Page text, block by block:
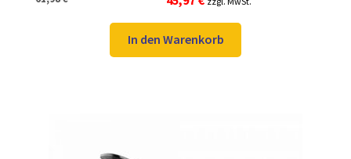
von 5
war:
61,98 €
ist:
45,97 €.
In den Warenkorb